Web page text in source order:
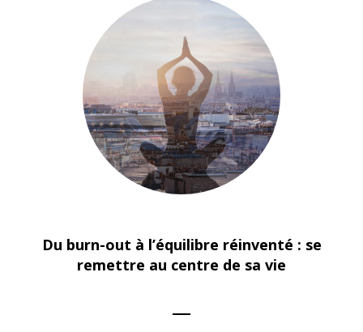
Du burn-out à l’équilibre réinventé : se
remettre au centre de sa vie